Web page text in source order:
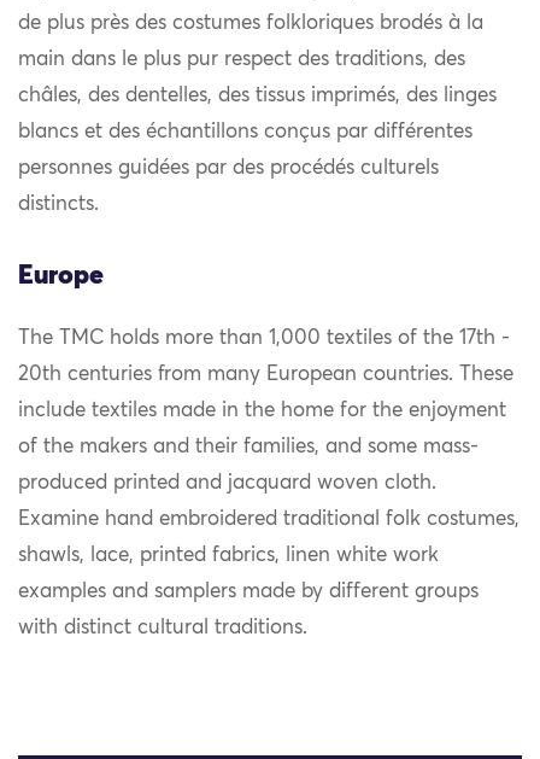
de plus près des costumes folkloriques brodés à la
main dans le plus pur respect des traditions, des
châles, des dentelles, des tissus imprimés, des linges
blancs et des échantillons conçus par différentes
personnes guidées par des procédés culturels
distincts.
Europe
The TMC holds more than 1,000 textiles of the 17th -
20th centuries from many European countries. These
include textiles made in the home for the enjoyment
of the makers and their families, and some mass-
produced printed and jacquard woven cloth.
Examine hand embroidered traditional folk costumes,
shawls, lace, printed fabrics, linen white work
examples and samplers made by different groups
with distinct cultural traditions.